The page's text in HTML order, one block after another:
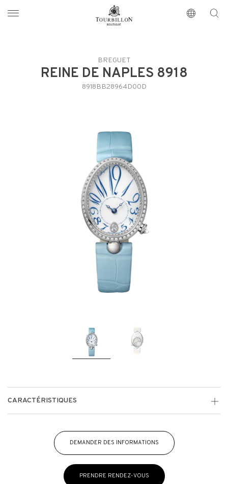
https://www.tourbillon.com/fr
BREGUET
REINE DE NAPLES 8918
8918BB28964D00D
CARACTÉRISTIQUES
DEMANDER DES INFORMATIONS
PRENDRE RENDEZ-VOUS